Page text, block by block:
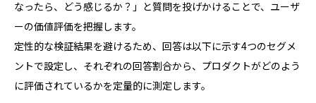
なったら、どう感じるか？」と質問を投げかけることで、ユーザ
ーの価値評価を把握します。
定性的な検証結果を避けるため、回答は以下に示す4つのセグメ
ントで設定し、それぞれの回答割合から、プロダクトがどのよう
に評価されているかを定量的に測定します。